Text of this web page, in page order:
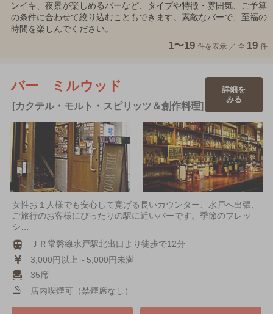
ンイキ、夜景が楽しめるバーなど、タイプや特徴・雰囲気、ご予算
の条件に合わせて絞り込むこともできます。素敵なバーで、至福の
時間を楽しんでください。
1〜19 件を表示 ／ 全 19 件
バー ミルウッド
[カクテル・モルト・スピリッツ＆創作料理]
詳細を
みる
女性お１人様でも安心して寛げる長いカウンター、水戸へ出張、
ご旅行のお客様にぴったりの駅に近いバーです。季節のフレッ
シ…
ＪＲ常磐線水戸駅北出口より徒歩で12分
3,000円以上～5,000円未満
35席
店内喫煙可（禁煙席なし）